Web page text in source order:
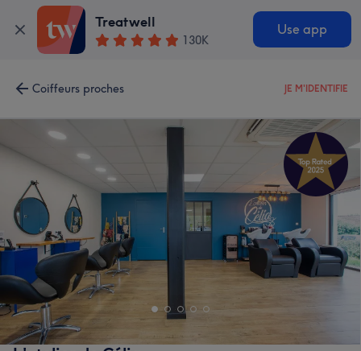
Treatwell
130K
Use app
Coiffeurs proches JE M'IDENTIFIE